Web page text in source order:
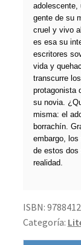
adolescente,
gente de su
cruel y vivo
es esa su
escritores
vida y
transcurre
protagonista
su novia.
misma: el
borrachín.
embargo,
de estos dos
realidad.
ISBN:
Categoría: